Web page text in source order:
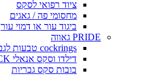
ציוד רפואי לסקס
מחסומי פה / גאגים
ביגוד עור או דמוי עור
PRIDE גאווה
cockrings טבעות לגבר
דילדו וסקס אנאלי ALL BLACK
בובות סקס גבריות